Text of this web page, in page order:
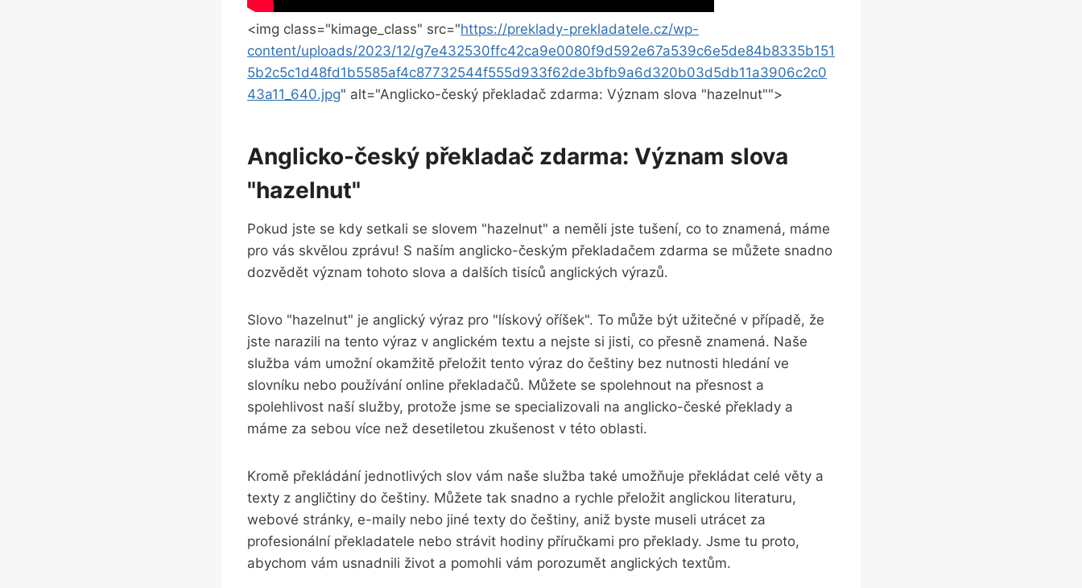
<img class="kimage_class" src="https://preklady-prekladatele.cz/wp-
content/uploads/2023/12/g7e432530ffc42ca9e0080f9d592e67a539c6e5de84b8335b151
5b2c5c1d48fd1b5585af4c87732544f555d933f62de3bfb9a6d320b03d5db11a3906c2c0
43a11_640.jpg" alt="Anglicko-český překladač zdarma: Význam slova "hazelnut"">
Anglicko-český překladač zdarma: Význam slova
"hazelnut"
Pokud jste se kdy setkali se slovem "hazelnut" a neměli jste tušení, co to znamená, máme
pro vás skvělou zprávu! S naším anglicko-českým překladačem zdarma se můžete snadno
dozvědět význam tohoto slova a dalších tisíců anglických výrazů.
Slovo "hazelnut" je anglický výraz pro "lískový oříšek". To může být užitečné v případě, že
jste narazili na tento výraz v anglickém textu a nejste si jisti, co přesně znamená. Naše
služba vám umožní okamžitě přeložit tento výraz do češtiny bez nutnosti hledání ve
slovníku nebo používání online překladačů. Můžete se spolehnout na přesnost a
spolehlivost naší služby, protože jsme se specializovali na anglicko-české překlady a
máme za sebou více než desetiletou zkušenost v této oblasti.
Kromě překládání jednotlivých slov vám naše služba také umožňuje překládat celé věty a
texty z angličtiny do češtiny. Můžete tak snadno a rychle přeložit anglickou literaturu,
webové stránky, e-maily nebo jiné texty do češtiny, aniž byste museli utrácet za
profesionální překladatele nebo strávit hodiny příručkami pro překlady. Jsme tu proto,
abychom vám usnadnili život a pomohli vám porozumět anglických textům.